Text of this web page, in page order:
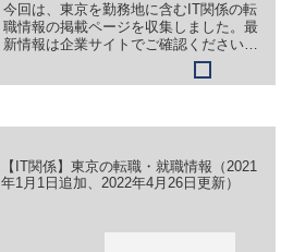
今回は、東京を勤務地に含むIT関係の転
職情報の掲載ページを収集しました。最
新情報は企業サイトでご確認ください。
①【会社名】株式会社 東日本計算センタ
ー【職務】［新卒］＞＞（１）（技術
【IT関係】東京の転職・就職情報（2021
年1月1日追加、2022年4月26日更新）